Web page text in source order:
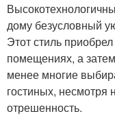
дому безусловный
Этот стиль
помещениях, а
менее многие
гостиных, несмотря
отрешенность.